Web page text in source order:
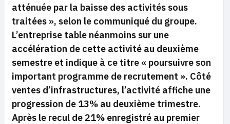
atténuée par la baisse des activités sous
traitées », selon le communiqué du groupe.
L’entreprise table néanmoins sur une
accélération de cette activité au deuxième
semestre et indique à ce titre « poursuivre son
important programme de recrutement ». Côté
ventes d’infrastructures, l’activité affiche une
progression de 13% au deuxième trimestre.
Après le recul de 21% enregistré au premier